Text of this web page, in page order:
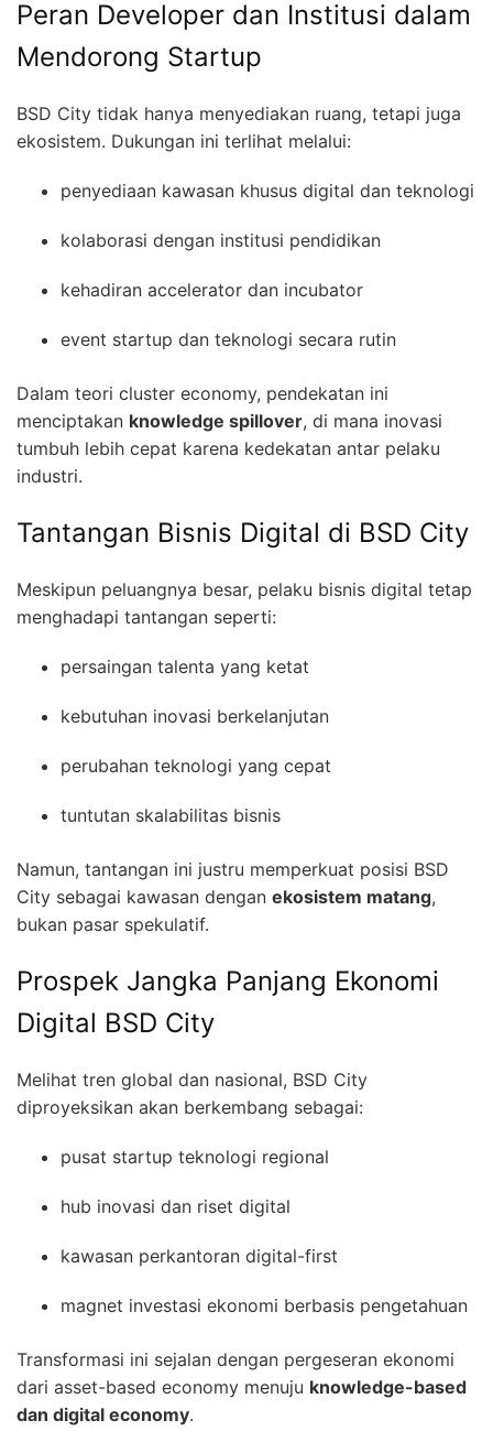
Peran Developer dan Institusi dalam
Mendorong Startup
BSD City tidak hanya menyediakan ruang, tetapi juga
ekosistem. Dukungan ini terlihat melalui:
penyediaan kawasan khusus digital dan teknologi
kolaborasi dengan institusi pendidikan
kehadiran accelerator dan incubator
event startup dan teknologi secara rutin
Dalam teori cluster economy, pendekatan ini
menciptakan knowledge spillover, di mana inovasi
tumbuh lebih cepat karena kedekatan antar pelaku
industri.
Tantangan Bisnis Digital di BSD City
Meskipun peluangnya besar, pelaku bisnis digital tetap
menghadapi tantangan seperti:
persaingan talenta yang ketat
kebutuhan inovasi berkelanjutan
perubahan teknologi yang cepat
tuntutan skalabilitas bisnis
Namun, tantangan ini justru memperkuat posisi BSD
City sebagai kawasan dengan ekosistem matang,
bukan pasar spekulatif.
Prospek Jangka Panjang Ekonomi
Digital BSD City
Melihat tren global dan nasional, BSD City
diproyeksikan akan berkembang sebagai:
pusat startup teknologi regional
hub inovasi dan riset digital
kawasan perkantoran digital-first
magnet investasi ekonomi berbasis pengetahuan
Transformasi ini sejalan dengan pergeseran ekonomi
dari asset-based economy menuju knowledge-based
dan digital economy.